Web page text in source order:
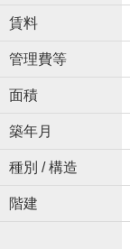
賃料
管理費等
面積
築年月
種別 / 構造
階建